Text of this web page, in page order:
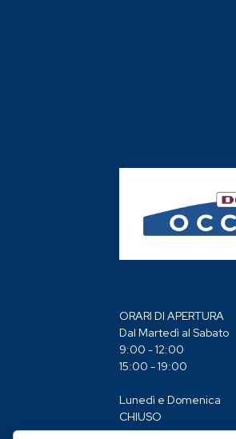
ORARI DI APERTURA
Dal Martedì al Sabato
9:00 - 12:00
15:00 - 19:00
Lunedì e Domenica
CHIUSO